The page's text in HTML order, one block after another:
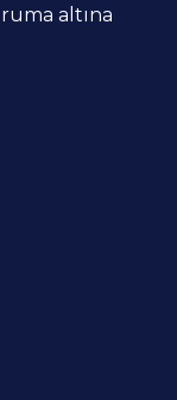
altına